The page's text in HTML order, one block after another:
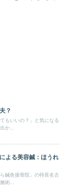
？
もいいの？」と気になる
か...
よる美容鍼：ほうれ
鍼灸接骨院」の特長名古
術...